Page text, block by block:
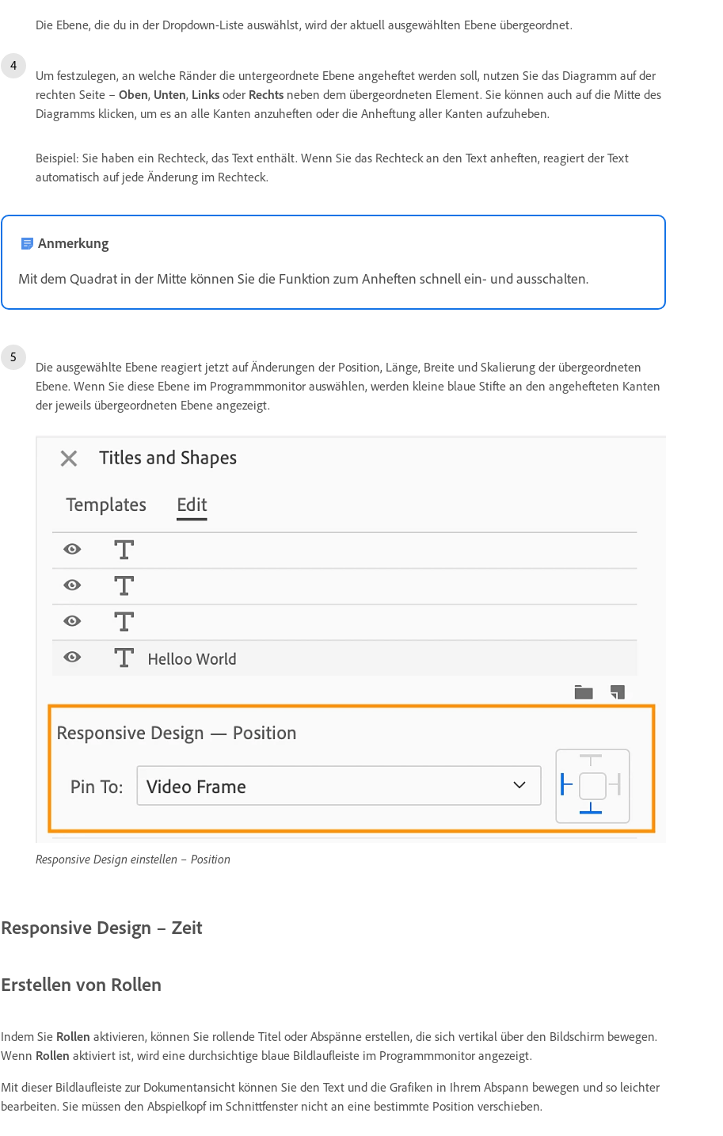
Die Ebene, die du in der Dropdown-Liste auswählst, wird der aktuell ausgewählten Ebene übergeordnet.
Um festzulegen, an welche Ränder die untergeordnete Ebene angeheftet werden soll, nutzen Sie das Diagramm auf der
rechten Seite – Oben, Unten, Links oder Rechts neben dem übergeordneten Element. Sie können auch auf die Mitte des
Diagramms klicken, um es an alle Kanten anzuheften oder die Anheftung aller Kanten aufzuheben.
Beispiel: Sie haben ein Rechteck, das Text enthält. Wenn Sie das Rechteck an den Text anheften, reagiert der Text
automatisch auf jede Änderung im Rechteck.
Anmerkung
Mit dem Quadrat in der Mitte können Sie die Funktion zum Anheften schnell ein- und ausschalten.
Die ausgewählte Ebene reagiert jetzt auf Änderungen der Position, Länge, Breite und Skalierung der übergeordneten
Ebene. Wenn Sie diese Ebene im Programmmonitor auswählen, werden kleine blaue Stifte an den angehefteten Kanten
der jeweils übergeordneten Ebene angezeigt.
Responsive Design einstellen – Position
Responsive Design – Zeit
Erstellen von Rollen
Indem Sie Rollen aktivieren, können Sie rollende Titel oder Abspänne erstellen, die sich vertikal über den Bildschirm bewegen.
Wenn Rollen aktiviert ist, wird eine durchsichtige blaue Bildlaufleiste im Programmmonitor angezeigt.
Mit dieser Bildlaufleiste zur Dokumentansicht können Sie den Text und die Grafiken in Ihrem Abspann bewegen und so leichter
bearbeiten. Sie müssen den Abspielkopf im Schnittfenster nicht an eine bestimmte Position verschieben.